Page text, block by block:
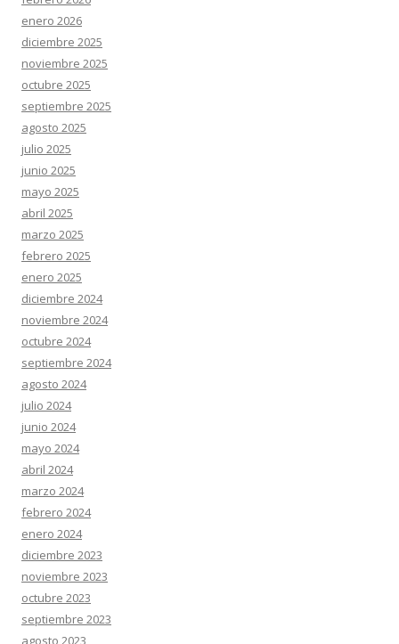
enero 2026
diciembre 2025
noviembre 2025
octubre 2025
septiembre 2025
agosto 2025
julio 2025
junio 2025
mayo 2025
abril 2025
marzo 2025
febrero 2025
enero 2025
diciembre 2024
noviembre 2024
octubre 2024
septiembre 2024
agosto 2024
julio 2024
junio 2024
mayo 2024
abril 2024
marzo 2024
febrero 2024
enero 2024
diciembre 2023
noviembre 2023
octubre 2023
septiembre 2023
agosto 2023